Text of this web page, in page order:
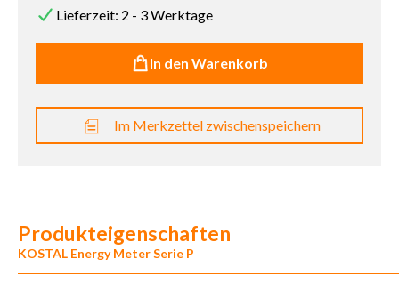
Lieferzeit: 2 - 3 Werktage
In den Warenkorb
Im Merkzettel zwischenspeichern
Produkteigenschaften
KOSTAL Energy Meter Serie P